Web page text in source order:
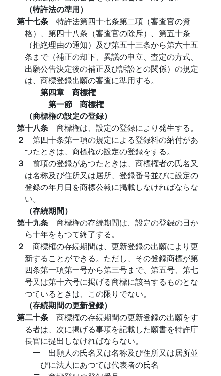
（特許法の準用）
第十七条 特許法第四十七条第二項（審査官の資
格）、第四十八条（審査官の除斥）、第五十条
（拒絶理由の通知）及び第五十三条から第六十五
条まで（補正の却下、異議の申立、査定の方式、
出願公告決定後の補正及び訴訟との関係）の規定
は、商標登録出願の審査に準用する。
第四章 商標権
第一節 商標権
（商標権の設定の登録）
第十八条 商標権は、設定の登録により発生する。
２ 第四十条第一項の規定による登録料の納付があ
つたときは、商標権の設定の登録をする。
３ 前項の登録があつたときは、商標権者の氏名又
は名称及び住所又は居所、登録番号並びに設定の
登録の年月日を商標公報に掲載しなければならな
い。
（存続期間）
第十九条 商標権の存続期間は、設定の登録の日か
ら十年をもつて終了する。
２ 商標権の存続期間は、更新登録の出願により更
新することができる。ただし、その登録商標が第
四条第一項第一号から第三号まで、第五号、第七
号又は第十六号に掲げる商標に該当するものとな
つているときは、この限りでない。
（存続期間の更新登録）
第二十条 商標権の存続期間の更新登録の出願をす
る者は、次に掲げる事項を記載した願書を特許庁
長官に提出しなければならない。
一 出願人の氏名又は名称及び住所又は居所並
びに法人にあつては代表者の氏名